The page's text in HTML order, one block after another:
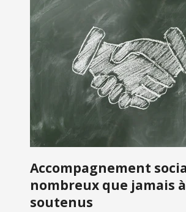
Accompagnement
nombreux que jamais
soutenus